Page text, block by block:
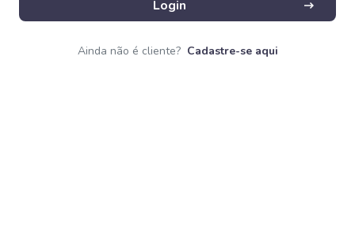
Login arrow_right_alt
Ainda não é cliente? Cadastre-se aqui